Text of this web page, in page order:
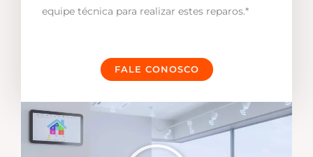
equipe técnica para realizar estes reparos.*
FALE CONOSCO